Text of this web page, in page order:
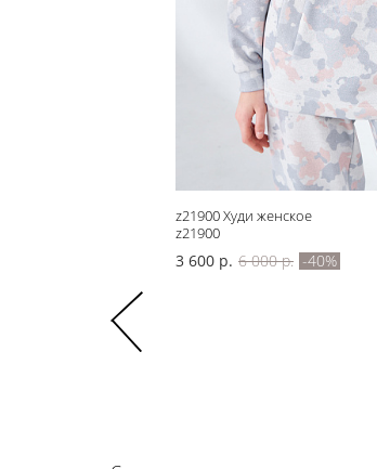
z21900 Худи женское
z21900
3 600 р. 6 000 р. -40%